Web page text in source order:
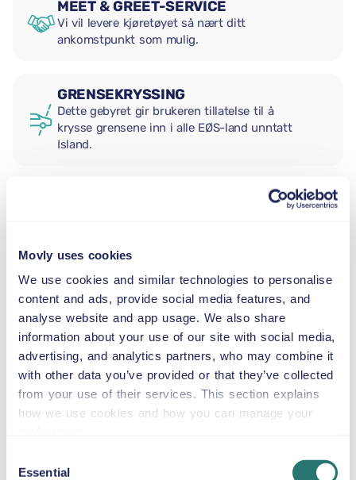
Movly uses cookies
We use cookies and similar technologies to personalise
content and ads, provide social media features, and
analyse website and app usage. We also share
information about your use of our site with social media,
advertising, and analytics partners, who may combine it
with other data you’ve provided or that they’ve collected
from your use of their services. This section explains
how we use cookies and how you can manage your
Selection
Essential
MEET & GREET-SERVICE
Vi vil levere kjøretøyet så nært ditt
ankomstpunkt som mulig.
GRENSEKRYSSING
Dette gebyret gir brukeren tillatelse til å
krysse grensene inn i alle EØS-land unntatt
Island.
2,5–13 kg
SMÅBARNSSTOL
9–18 kg
BELTESTOL